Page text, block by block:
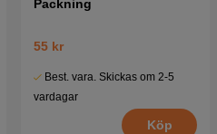
Packning
55 kr
Best. vara. Skickas om 2-5
vardagar
Köp